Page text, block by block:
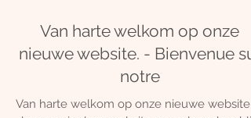
Van harte welkom op onze
nieuwe website. - Bienvenue sur
notre